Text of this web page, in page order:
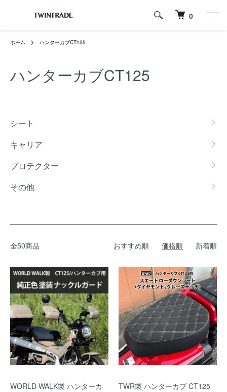
0
ホーム ハンターカブCT125
ハンターカブCT125
シート
キャリア
プロテクター
その他
全50商品 おすすめ順 価格順 新着順
WORLD WALK製 ハンターカ
TWR製 ハンターカブ CT125